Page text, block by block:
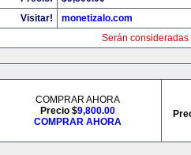
Visitar!
monetizalo.com
Serán consideradas
COMPRAR AHORA
Precio $9,800.00
COMPRAR AHORA